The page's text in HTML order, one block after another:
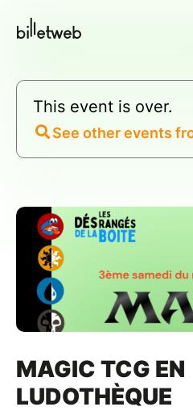
This event is over.
See other events
MAGIC TCG EN
LUDOTHÈQUE